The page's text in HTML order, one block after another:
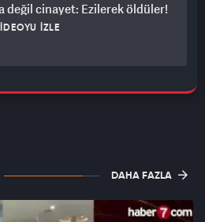
değil cinayet: Ezilerek öldüler!
İZLE
DAHA FAZLA